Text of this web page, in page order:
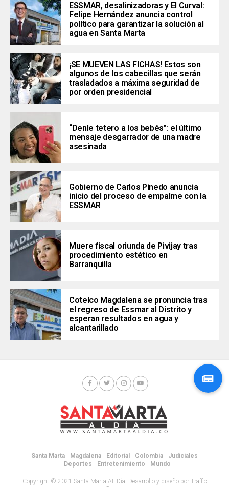
ESSMAR, desalinizadoras y El Curval:
Felipe Hernández anuncia control
político para garantizar la solución al
agua en Santa Marta
¡SE MUEVEN LAS FICHAS! Estos son
algunos de los cabecillas que serán
trasladados a máxima seguridad de
por orden presidencial
“Denle tetero a los bebés”: el último
mensaje desgarrador de una madre
asesinada
Gobierno de Carlos Pinedo anuncia
inicio del proceso de empalme con la
ESSMAR
Muere fiscal oriunda de Pivijay tras
procedimiento estético en
Barranquilla
Cotelco Magdalena se pronuncia tras
el regreso de Essmar al Distrito y
esperan resultados en agua y
alcantarillado
Santa Marta Magdalena Editorial Colombia
Judiciales
Deportes
Entretenimiento Mundo
Copyright © 2021 Santa Marta AL Día. Desarrollo y diseño por Traffic